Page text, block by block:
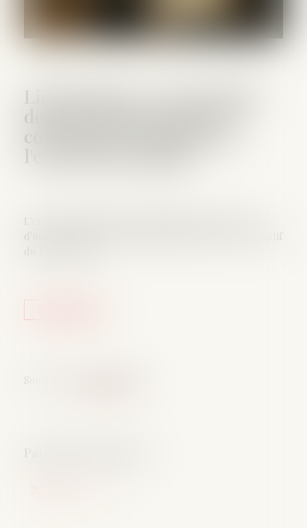
Licenciement : 5 jours pleins
doivent s'écouler entre la
convocation à entretien et
l'entretien préalable
Source :
L'entretien préalable est obligatoire dans le cadre
d'une procédure de licenciement, quel que soit le motif
du licenciement...